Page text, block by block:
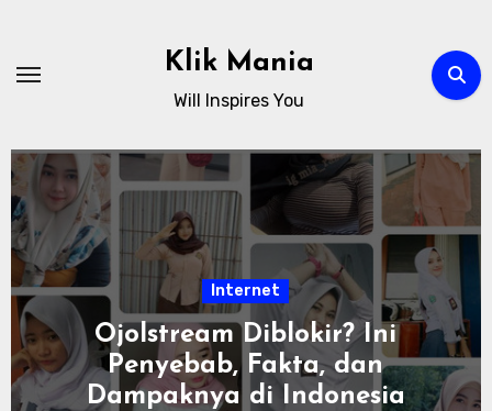
content
Klik Mania
Will Inspires You
Internet
Ojolstream Diblokir? Ini
Penyebab, Fakta, dan
Dampaknya di Indonesia